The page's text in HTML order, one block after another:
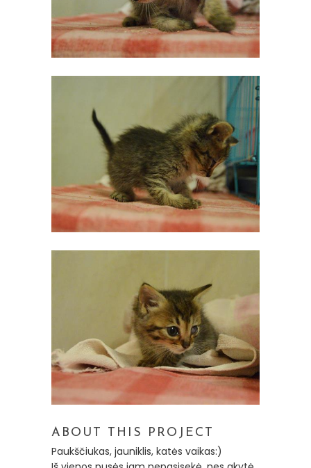
ABOUT THIS PROJECT
Paukščiukas, jauniklis, katės vaikas:)